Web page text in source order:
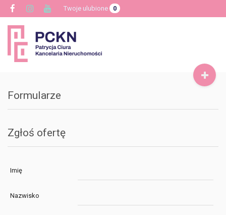
Twoje ulubione 0
Formularze
Zgłoś ofertę
Imię
Nazwisko